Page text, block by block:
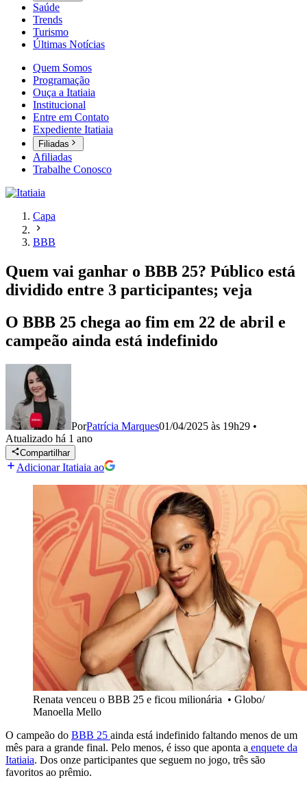
Saúde
Trends
Turismo
Últimas Notícias
Quem Somos
Programação
Ouça a Itatiaia
Institucional
Entre em Contato
Expediente Itatiaia
Filiadas
Afiliadas
Trabalhe Conosco
Capa
BBB
Quem vai ganhar o BBB 25? Público está
dividido entre 3 participantes; veja
O BBB 25 chega ao fim em 22 de abril e
campeão ainda está indefinido
PorPatrícia Marques01/04/2025 às 19h29 •
Atualizado há 1 ano
Compartilhar
Adicionar Itatiaia ao
Renata venceu o BBB 25 e ficou milionária • Globo/
Manoella Mello
O campeão do BBB 25 ainda está indefinido faltando menos de um
mês para a grande final. Pelo menos, é isso que aponta a enquete da
Itatiaia. Dos onze participantes que seguem no jogo, três são
favoritos ao prêmio.